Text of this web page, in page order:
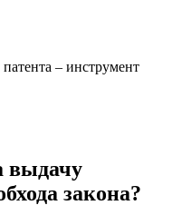
– инструмент
выдачу
закона?